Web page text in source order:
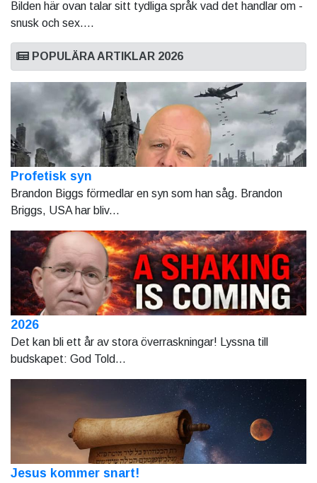
Bilden här ovan talar sitt tydliga språk vad det handlar om -
snusk och sex....
POPULÄRA ARTIKLAR 2026
Profetisk syn
Brandon Biggs förmedlar en syn som han såg. Brandon
Briggs, USA har bliv...
2026
Det kan bli ett år av stora överraskningar! Lyssna till
budskapet: God Told...
Jesus kommer snart!